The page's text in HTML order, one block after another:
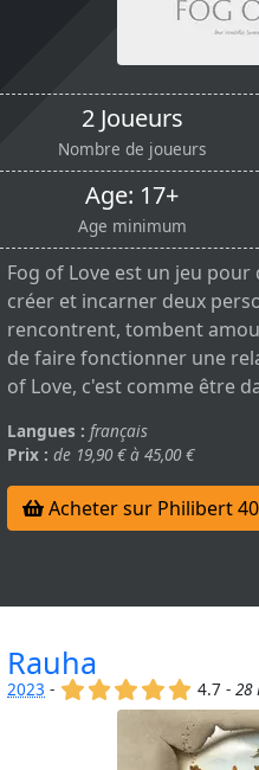
2 Joueurs
Nombre de joueurs
Age: 17+
Age minimum
Fog of Love est un jeu pour
créer et incarner deux
rencontrent, tombent
de faire fonctionner une
of Love, c'est comme être
Langues : français
Prix : de 19,90 € à 45,00 €
Acheter sur Philibert
Rauha
2023 - (x) (x) (x) (x) (x)
4.7 -28